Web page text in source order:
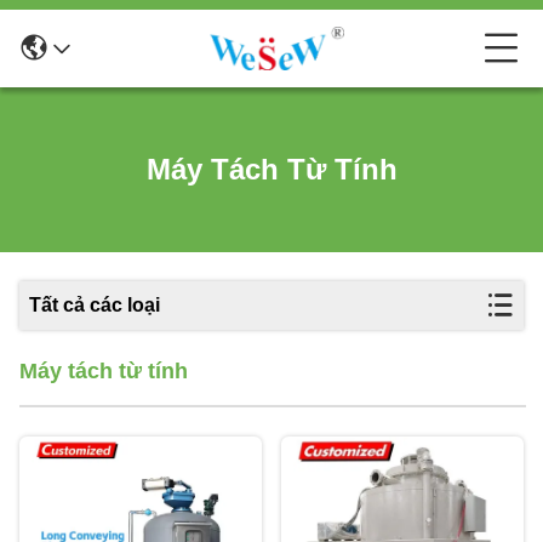
Máy Tách Từ Tính
Tất cả các loại
Máy tách từ tính